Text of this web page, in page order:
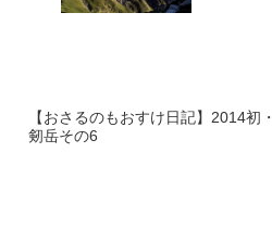
【おさるのもおすけ日記】2014初・
剱岳その6